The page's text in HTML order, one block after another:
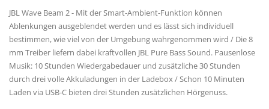
JBL Wave Beam 2 - Mit der Smart-Ambient-Funktion können
Ablenkungen ausgeblendet werden und es lässt sich individuell
bestimmen, wie viel von der Umgebung wahrgenommen wird / Die 8
mm Treiber liefern dabei kraftvollen JBL Pure Bass Sound. Pausenlose
Musik: 10 Stunden Wiedergabedauer und zusätzliche 30 Stunden
durch drei volle Akkuladungen in der Ladebox / Schon 10 Minuten
Laden via USB-C bieten drei Stunden zusätzlichen Hörgenuss.